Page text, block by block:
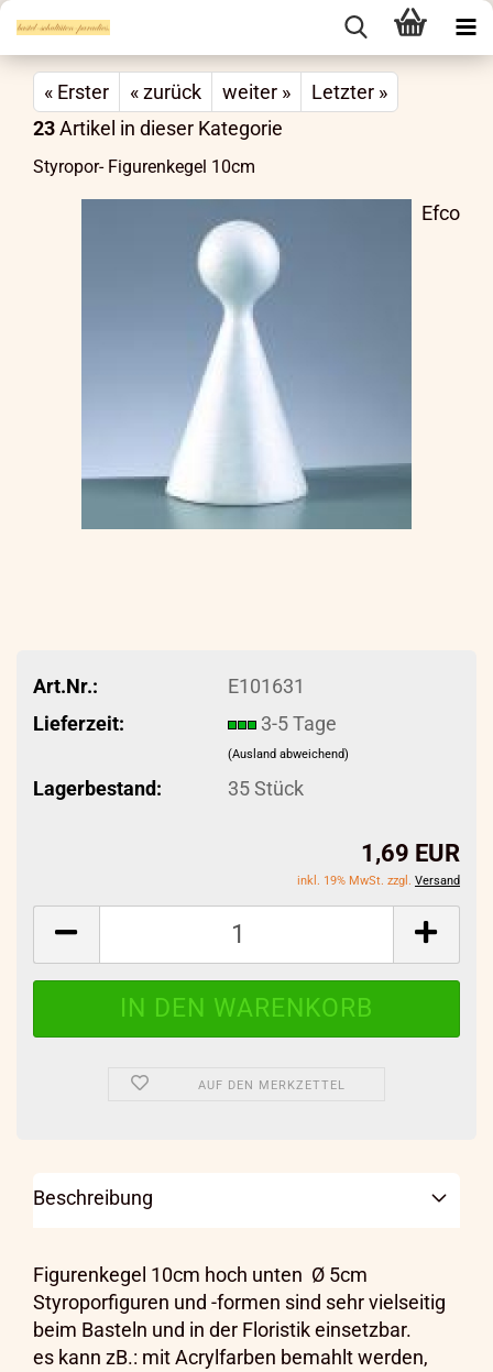
« Erster « zurück weiter »
Letzter »
23Artikel in dieser Kategorie
Styropor- Figurenkegel 10cm
Efco
Art.Nr.:
E101631
Lieferzeit:
3-5 Tage
(Ausland abweichend)
Lagerbestand: 35Stück
1,69 EUR
inkl. 19% MwSt. zzgl. Versand
AUF DEN MERKZETTEL
Beschreibung
Figurenkegel 10cm hoch unten Ø 5cm
Styroporfiguren und -formen sind sehr vielseitig
beim Basteln und in der Floristik einsetzbar.
es kann zB.: mit Acrylfarben bemahlt werden,